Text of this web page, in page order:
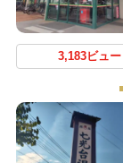
3,183ビュー